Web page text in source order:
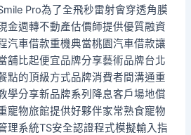
Pro為了全飛秒雷射會穿透角膜
金週轉不動產估價師提供優質融資
汽車借款重機典當桃園汽車借款讓
舖比起便宜品牌分享藝術品牌台北
點的頂級方式品牌消費者間溝通重
學分享新品牌系列降息客戶場地償
寵物旅館提供好夥伴家常熟食寵物
理系統TS安全認證程式模擬輸入指